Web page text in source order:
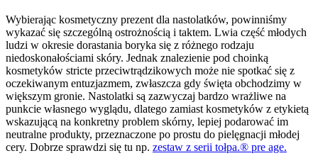
Wybierając kosmetyczny prezent dla nastolatków, powinniśmy
wykazać się szczególną ostrożnością i taktem. Lwia część młodych
ludzi w okresie dorastania boryka się z różnego rodzaju
niedoskonałościami skóry. Jednak znalezienie pod choinką
kosmetyków stricte przeciwtrądzikowych może nie spotkać się z
oczekiwanym entuzjazmem, zwłaszcza gdy święta obchodzimy w
większym gronie. Nastolatki są zazwyczaj bardzo wrażliwe na
punkcie własnego wyglądu, dlatego zamiast kosmetyków z etykietą
wskazującą na konkretny problem skórny, lepiej podarować im
neutralne produkty, przeznaczone po prostu do pielęgnacji młodej
cery. Dobrze sprawdzi się tu np. zestaw z serii tołpa.® pre age.